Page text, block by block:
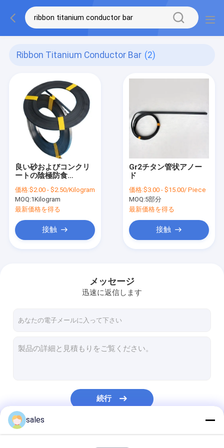
Ribbon Titanium Conductor Bar (2)
良い砂およびコンクリ
ートの陰極防食
ニウムのリボンの陽極
6.35x0.635mm
価格:$2.00 - $2.50/Kilogram
MOQ:1Kilogram
最新価格を得る
接触
Gr2チタン管状アノー
ド
価格:$3.00 - $15.00/ Piece
MOQ:5部分
最新価格を得る
接触
メッセージ
迅速に返信します
続行
sales